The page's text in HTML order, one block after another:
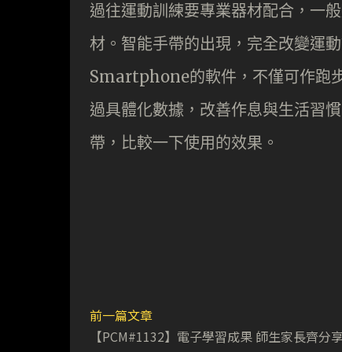
過往運動訓練要專業器材配合，一
材。智能手帶的出現，完全改變運
Smartphone的軟件，不僅可作跑
過具體化數據，改善作息與生活習
帶，比較一下使用的效果。
前一篇文章
【PCM#1132】電子學習成果 師生家長齊分享